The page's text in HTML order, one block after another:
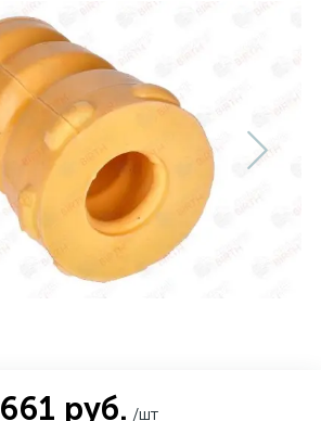
661 руб. /шт